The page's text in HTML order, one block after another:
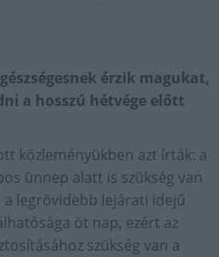
érzik magukat,
a hosszú hétvége előtt
közleményükben azt írták: a
ünnep alatt is szükség van
legrövidebb lejárati idejű
öt nap, ezért az
szükség van a